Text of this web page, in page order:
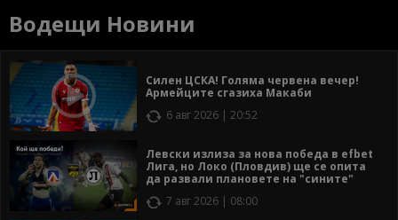
Водещи Новини
Силен ЦСКА! Голяма червена вечер!
Армейците сгазиха Макаби
6 авг 2026 | 20:52
Левски излиза за нова победа в efbet
Лига, но Локо (Пловдив) ще се опита
да развали плановете на "сините"
7 авг 2026 | 08:00